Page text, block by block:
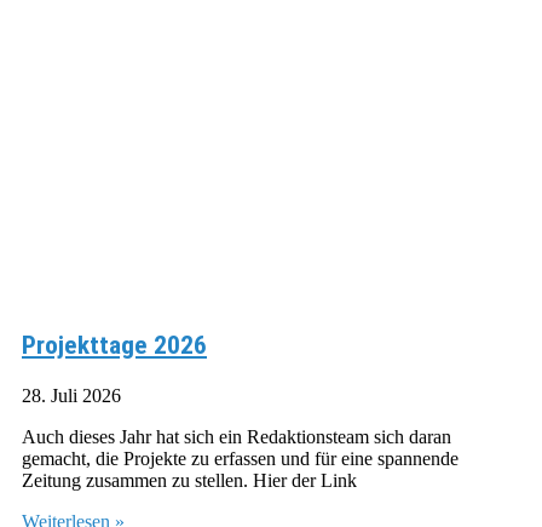
Projekttage 2026
28. Juli 2026
Auch dieses Jahr hat sich ein Redaktionsteam sich daran
gemacht, die Projekte zu erfassen und für eine spannende
Zeitung zusammen zu stellen. Hier der Link
Weiterlesen »